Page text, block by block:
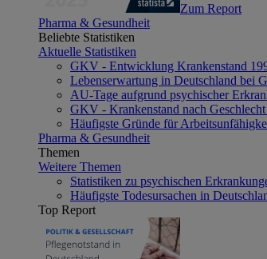
Zum Report
Pharma & Gesundheit
Beliebte Statistiken
Aktuelle Statistiken
GKV - Entwicklung Krankenstand
Lebenserwartung in Deutschland bei
AU-Tage aufgrund psychischer
GKV - Krankenstand nach
Häufigste Gründe für
Pharma & Gesundheit
Themen
Weitere Themen
Statistiken zu psychischen
Häufigste Todesursachen in
Top Report